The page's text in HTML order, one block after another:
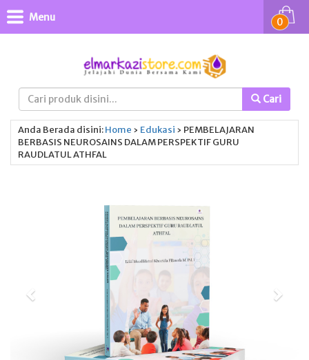
Cari
0
Menu
Anda Berada disini:Home › Edukasi › PEMBELAJARAN
BERBASIS NEUROSAINS DALAM PERSPEKTIF GURU
RAUDLATUL ATHFAL